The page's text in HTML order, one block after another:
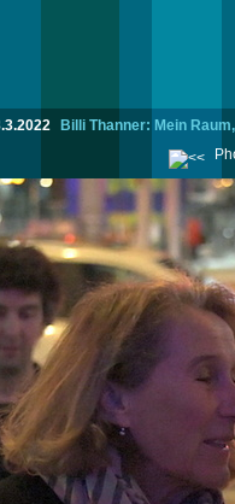
Billi Thanner: Mein